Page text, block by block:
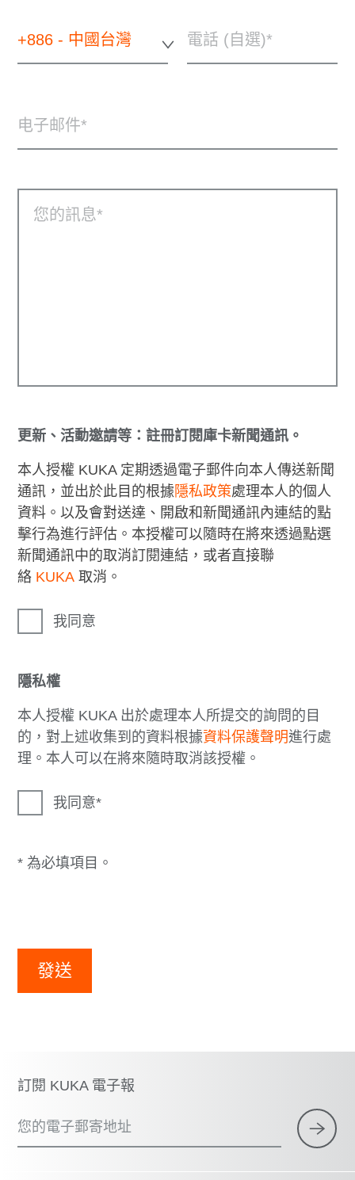
+886 - 中國台灣 電話 (自選)
电子邮件
您的訊息
更新、活動邀請等：註冊訂閱庫卡新聞通訊。
本人授權 KUKA 定期透過電子郵件向本人傳送新聞
通訊，並出於此目的根據 隱私政策處理本人的個人
資料。以及會對送達、開啟和新聞通訊內連結的點
擊行為進行評估。本授權可以隨時在將來透過點選
新聞通訊中的取消訂閱連結，或者直接聯
絡 KUKA 取消。
我同意
隱私權
本人授權 KUKA 出於處理本人所提交的詢問的目
的，對上述收集到的資料根據資料保護聲明進行處
理。本人可以在將來隨時取消該授權。
我同意
* 為必填項目。
發送
訂閱 KUKA 電子報
您的電子郵寄地址